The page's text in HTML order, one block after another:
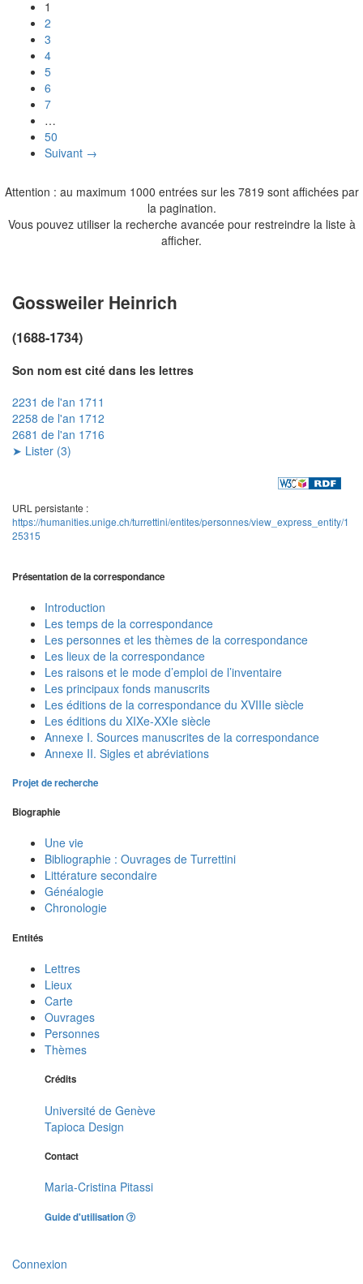
1
2
3
4
5
6
7
…
50
Suivant →
Attention : au maximum 1000 entrées sur les 7819 sont affichées par
la pagination.
Vous pouvez utiliser la recherche avancée pour restreindre la liste à
afficher.
Gossweiler Heinrich
(1688-1734)
Son nom est cité dans les lettres
2231 de l'an 1711
2258 de l'an 1712
2681 de l'an 1716
➤ Lister (3)
URL persistante :
https://humanities.unige.ch/turrettini/entites/personnes/view_express_entity/1
25315
Présentation de la correspondance
Introduction
Les temps de la correspondance
Les personnes et les thèmes de la correspondance
Les lieux de la correspondance
Les raisons et le mode d’emploi de l’inventaire
Les principaux fonds manuscrits
Les éditions de la correspondance du XVIIIe siècle
Les éditions du XIXe-XXIe siècle
Annexe I. Sources manuscrites de la correspondance
Annexe II. Sigles et abréviations
Projet de recherche
Biographie
Une vie
Bibliographie : Ouvrages de Turrettini
Littérature secondaire
Généalogie
Chronologie
Entités
Lettres
Lieux
Carte
Ouvrages
Personnes
Thèmes
Crédits
Université de Genève
Tapioca Design
Contact
Maria-Cristina Pitassi
Guide d'utilisation
Connexion